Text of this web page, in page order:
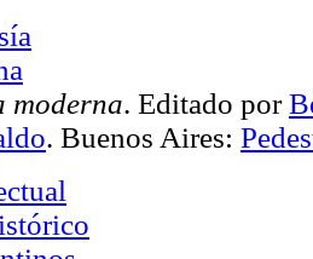
moderna. Editado por
. Buenos Aires: